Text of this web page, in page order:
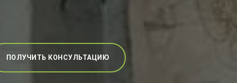
ПОЛУЧИТЬ КОНСУЛЬТАЦИЮ